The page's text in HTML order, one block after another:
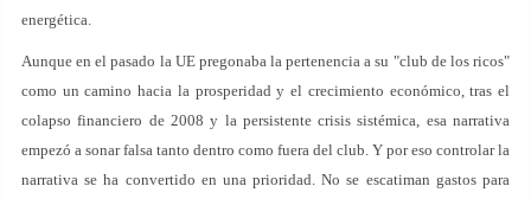
energética.
Aunque en el pasado la UE pregonaba la pertenencia a su "club de los ricos"
como un camino hacia la prosperidad y el crecimiento económico, tras el
colapso financiero de 2008 y la persistente crisis sistémica, esa narrativa
empezó a sonar falsa tanto dentro como fuera del club. Y por eso controlar la
narrativa se ha convertido en una prioridad. No se escatiman gastos para